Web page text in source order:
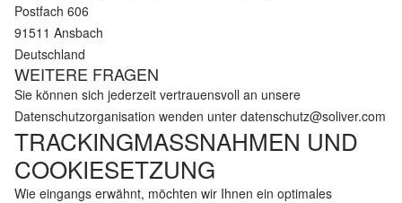
Postfach 606
91511 Ansbach
Deutschland
WEITERE FRAGEN
Sie können sich jederzeit vertrauensvoll an unsere
Datenschutzorganisation wenden unter datenschutz@soliver.com
TRACKINGMASSNAHMEN UND C
OOKIESETZUNG
Wie eingangs erwähnt, möchten wir Ihnen ein optimales